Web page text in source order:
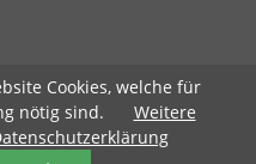
Verband
Cookies, welche für
nötig sind.
Weitere